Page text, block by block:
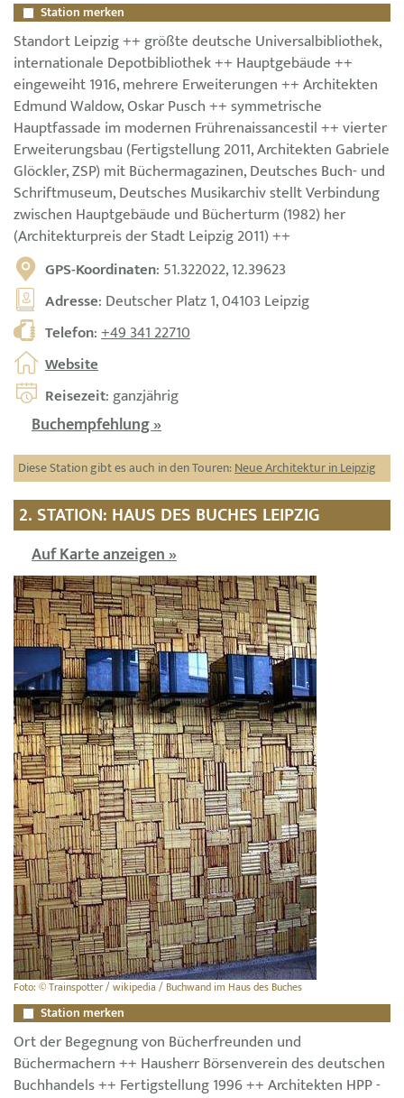
Station merken
Standort Leipzig ++ größte deutsche Universalbibliothek,
internationale Depotbibliothek ++ Hauptgebäude ++
eingeweiht 1916, mehrere Erweiterungen ++ Architekten
Edmund Waldow, Oskar Pusch ++ symmetrische
Hauptfassade im modernen Frührenaissancestil ++ vierter
Erweiterungsbau (Fertigstellung 2011, Architekten Gabriele
Glöckler, ZSP) mit Büchermagazinen, Deutsches Buch- und
Schriftmuseum, Deutsches Musikarchiv stellt Verbindung
zwischen Hauptgebäude und Bücherturm (1982) her
(Architekturpreis der Stadt Leipzig 2011) ++
GPS-Koordinaten: 51.322022, 12.39623
Adresse: Deutscher Platz 1, 04103 Leipzig
Telefon:+49 341 22710
Website
Reisezeit: ganzjährig
Buchempfehlung »
Diese Station gibt es auch in den Touren:Neue Architektur in Leipzig
2. STATION: HAUS DES BUCHES LEIPZIG
Auf Karte anzeigen »
Foto: © Trainspotter / wikipedia / Buchwand im Haus des Buches
Station merken
Ort der Begegnung von Bücherfreunden und
Büchermachern ++ Hausherr Börsenverein des deutschen
Buchhandels ++ Fertigstellung 1996 ++ Architekten HPP -